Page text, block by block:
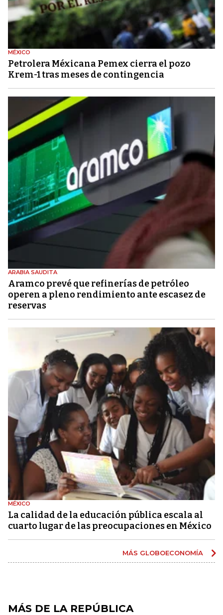
MÉXICO
Petrolera Méxicana Pemex cierra el pozo
Krem-1 tras meses de contingencia
ARABIA SAUDITA
Aramco prevé que refinerías de petróleo
operen a pleno rendimiento ante escasez de
reservas
MÉXICO
La calidad de la educación pública escala al
cuarto lugar de las preocupaciones en México
MÁS GLOBOECONOMÍA
MÁS DE LA REPÚBLICA